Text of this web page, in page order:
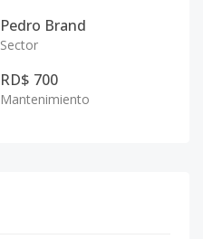
Pedro Brand
Sector
RD$ 700
Mantenimiento